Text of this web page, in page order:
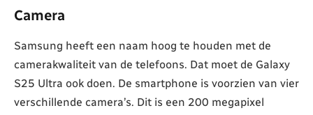
Camera
Samsung heeft een naam hoog te houden met de
camerakwaliteit van de telefoons. Dat moet de Galaxy
S25 Ultra ook doen. De smartphone is voorzien van vier
verschillende camera’s. Dit is een 200 megapixel